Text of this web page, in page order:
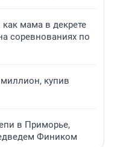
мама в декрете
соревнованиях по
купив
в Приморье,
Фиником